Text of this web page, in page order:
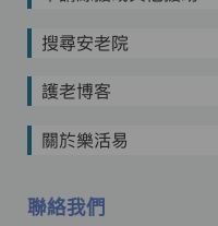
搜尋安老院
護老博客
關於樂活易
聯絡我們